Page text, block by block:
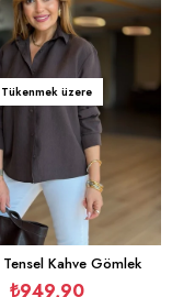
Tükenmek üzere
Kahve Gömlek
₺949,90